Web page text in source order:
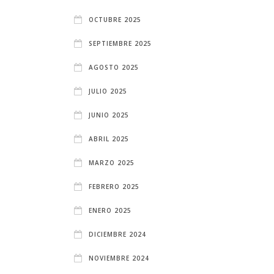
OCTUBRE 2025
SEPTIEMBRE 2025
AGOSTO 2025
JULIO 2025
JUNIO 2025
ABRIL 2025
MARZO 2025
FEBRERO 2025
ENERO 2025
DICIEMBRE 2024
NOVIEMBRE 2024